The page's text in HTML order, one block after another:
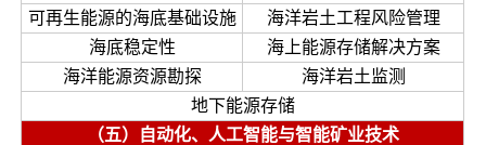
可再生能源的海底基础设施
海洋岩土工程风险管理
海底稳定性
海上能源存储解决方案
海洋能源资源勘探
海洋岩土监测
地下能源存储
（五）自动化、人工智能与智能矿业技术